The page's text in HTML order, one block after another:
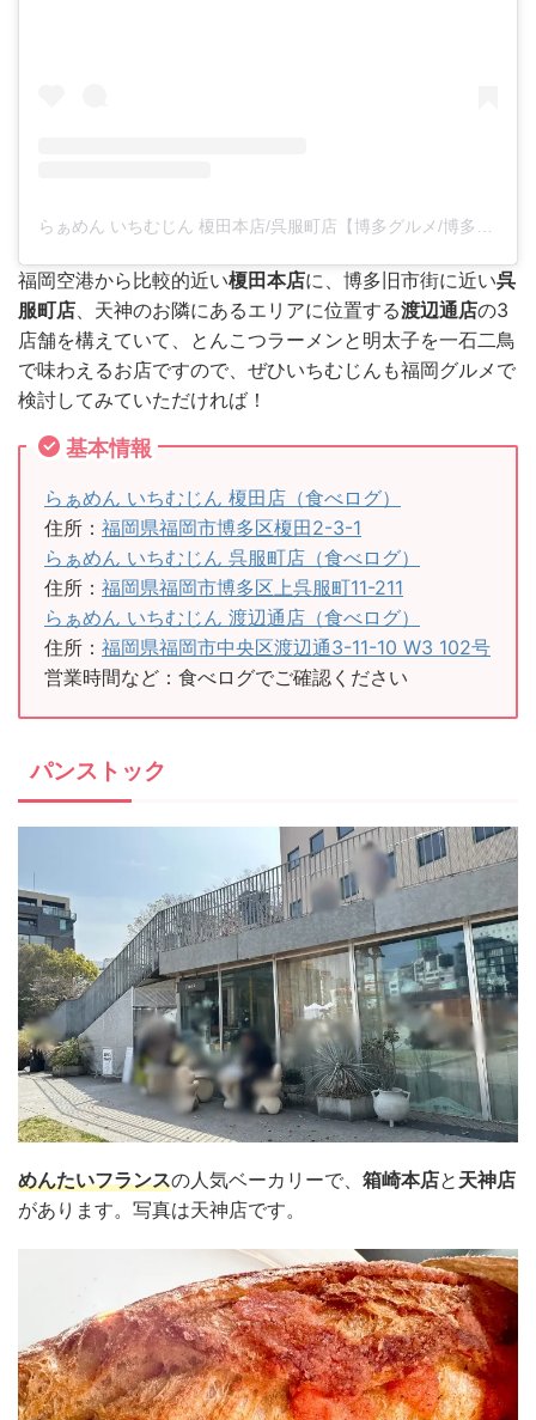
らぁめん いちむじん 榎田本店/呉服町店【博多グルメ/博多ラーメン】(@ramen_ichimujin)がシェアした投稿
福岡空港から比較的近い榎田本店に、博多旧市街に近い呉
服町店、天神のお隣にあるエリアに位置する渡辺通店の3
店舗を構えていて、とんこつラーメンと明太子を一石二鳥
で味わえるお店ですので、ぜひいちむじんも福岡グルメで
検討してみていただければ！
基本情報
らぁめん いちむじん 榎田店（食べログ）
住所： 福岡県福岡市博多区榎田2-3-1
らぁめん いちむじん 呉服町店（食べログ）
住所： 福岡県福岡市博多区上呉服町11-211
らぁめん いちむじん 渡辺通店（食べログ）
住所： 福岡県福岡市中央区渡辺通3-11-10 W3 102号
営業時間など：食べログでご確認ください
パンストック
めんたいフランスの人気ベーカリーで、 箱崎本店と 天神店
があります。写真は天神店です。